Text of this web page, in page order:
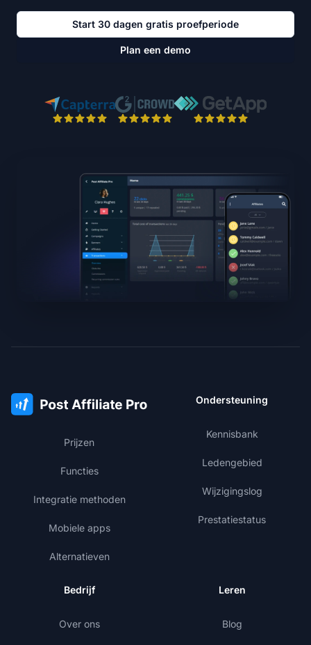
Start 30 dagen gratis proefperiode
Plan een demo
Prijzen
Functies
Integratie methoden
Mobiele apps
Alternatieven
Ondersteuning
Kennisbank
Ledengebied
Wijzigingslog
Prestatiestatus
Bedrijf
Over ons
Leren
Blog